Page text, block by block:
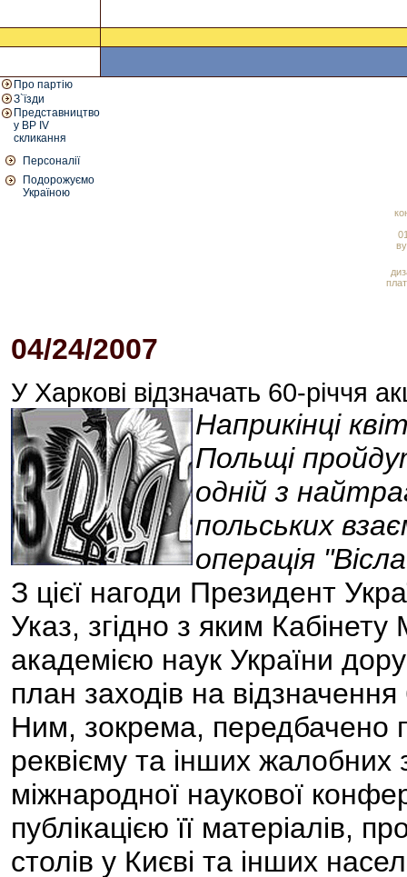
Про партію
З`їзди
Представництво
у ВР IV
скликання
Персоналії
Подорожуємо
Україною
04/24/2007
У Харкові відзначать 60-річчя
Наприкінці
Польщі
одній з
польських
операція
З цієї нагоди Президент
Указ, згідно з яким
академією наук України
план заходів на
Ним, зокрема, передбачено
реквієму та інших жалобних
міжнародної наукової
публікацією її матеріалів,
столів у Києві та інших